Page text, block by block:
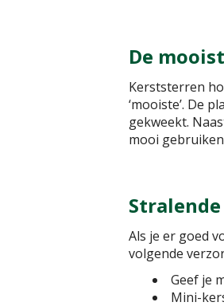
De
Kerststerren
‘mooiste’. De
gekweekt.
mooi
Als je er goed
volgende
Geef je
Mini-